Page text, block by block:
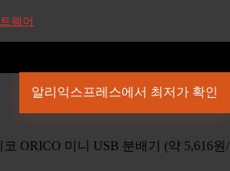
웨어
알리익스프레스에서 최저가 확인
코 ORICO 미니 USB 분배기 (약 5,616원/